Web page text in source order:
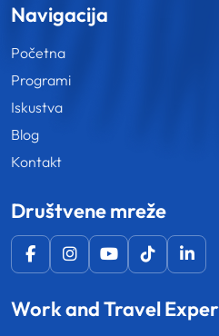
Navigacija
Početna
Programi
Iskustva
Blog
Kontakt
Društvene mreže
Work and Travel